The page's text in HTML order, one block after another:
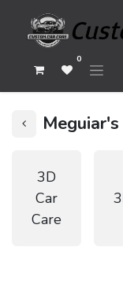
0
Meguiar's
3D
Car
Care